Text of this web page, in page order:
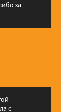
за
с